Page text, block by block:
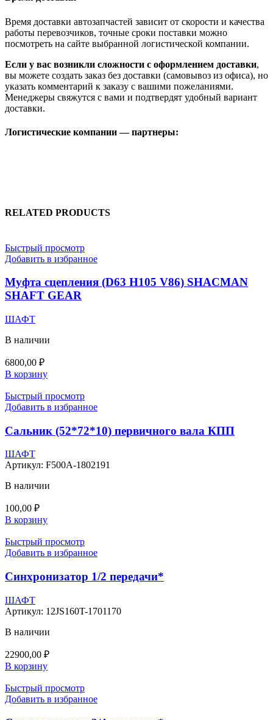
Время доставки автозапчастей зависит от скорости и качества
работы перевозчиков, точные сроки поставки можно
посмотреть на сайте выбранной логистической компании.
Если у вас возникли сложности с оформлением доставки,
вы можете создать заказ без доставки (самовывоз из офиса), но
указать комментарий к заказу с вашими пожеланиями.
Менеджеры свяжутся с вами и подтвердят удобный вариант
доставки.
Логистические компании — партнеры:
RELATED PRODUCTS
Быстрый просмотр
Добавить в избранное
Муфта сцепления (D63 H105 V86) SHACMAN
SHAFT GEAR
ШАФТ
В наличии
6800,00 ₽
В корзину
Быстрый просмотр
Добавить в избранное
Сальник (52*72*10) первичного вала КПП
ШАФТ
Артикул: F500A-1802191
В наличии
100,00 ₽
В корзину
Быстрый просмотр
Добавить в избранное
Синхронизатор 1/2 передачи*
ШАФТ
Артикул: 12JS160T-1701170
В наличии
22900,00 ₽
В корзину
Быстрый просмотр
Добавить в избранное